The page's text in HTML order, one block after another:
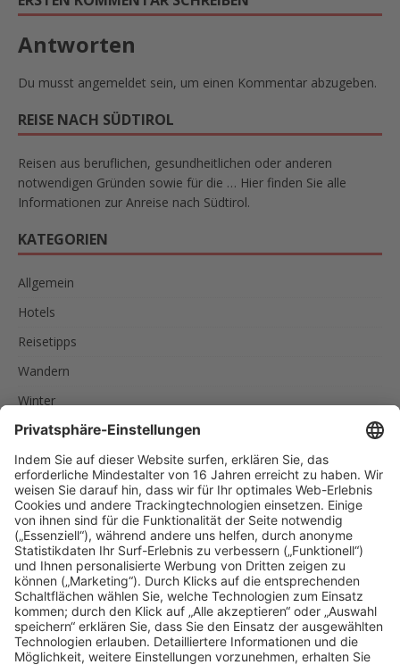
Antworten
Du musst angemeldet sein, um einen Kommentar abzugeben.
REISE NACH SÜDTIROL
Reisen aus beruflichen, gesundheitlichen oder anderen
notwendigen Gründen sowie für die … Hier finden Sie alle
Informationen zur Anreise nach Südtirol.
KATEGORIEN
Allgemein
Hotels
Reisetipps
Wandern
Winter
SCHLAGWÖRTER
AKTIVURLAUB FAMILIEN FEINSCHMECKER ITALIEN
RADREISEN RADTOUREN RAD UND SCHIFF
SPORTLER SÜDTIROL URLAUB IN SÜDTIROL
UNSERE EMPFEHLUNGEN
Reise nach Südtirol